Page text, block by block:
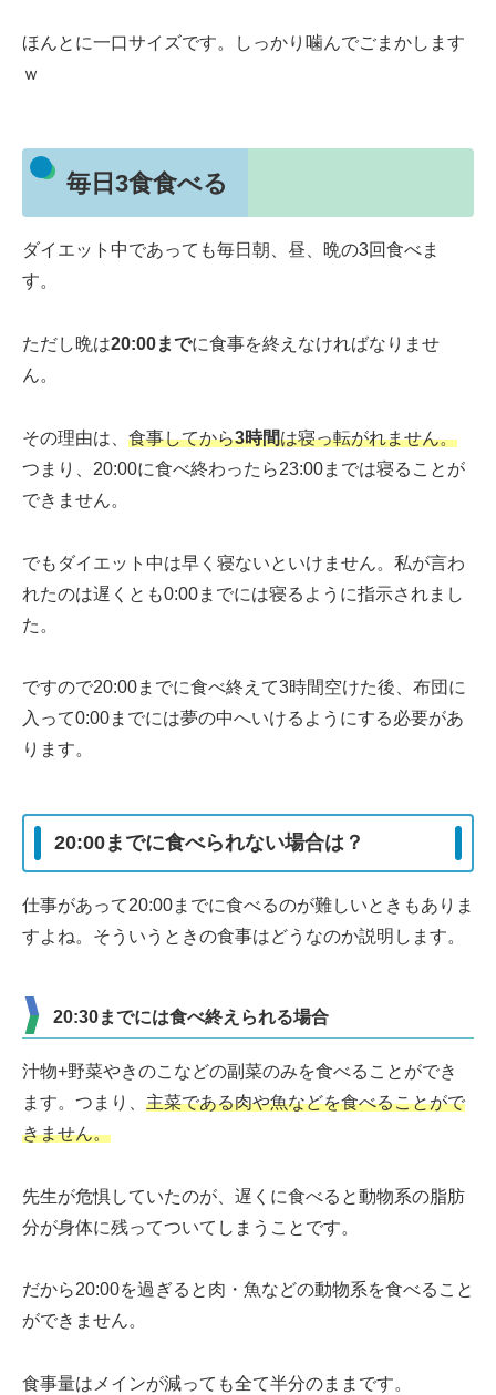
ほんとに一口サイズです。しっかり噛んでごまかします
ｗ
毎日3食食べる
ダイエット中であっても毎日朝、昼、晩の3回食べま
す。
ただし晩は20:00までに食事を終えなければなりませ
ん。
その理由は、 食事してから3時間は寝っ転がれません。
つまり、20:00に食べ終わったら23:00までは寝ることが
できません。
でもダイエット中は早く寝ないといけません。私が言わ
れたのは遅くとも0:00までには寝るように指示されまし
た。
ですので20:00までに食べ終えて3時間空けた後、布団に
入って0:00までには夢の中へいけるようにする必要があ
ります。
20:00までに食べられない場合は？
仕事があって20:00までに食べるのが難しいときもありま
すよね。そういうときの食事はどうなのか説明します。
20:30までには食べ終えられる場合
汁物+野菜やきのこなどの副菜のみを食べることができ
ます。つまり、 主菜である肉や魚などを食べることがで
きません。
先生が危惧していたのが、遅くに食べると動物系の脂肪
分が身体に残ってついてしまうことです。
だから20:00を過ぎると肉・魚などの動物系を食べること
ができません。
食事量はメインが減っても全て半分のままです。